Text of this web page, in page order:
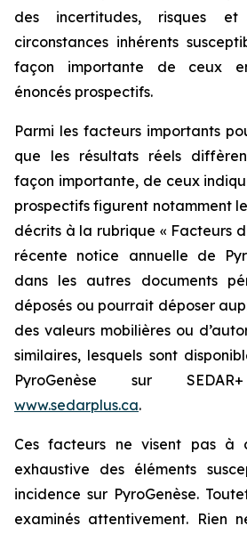
des incertitudes, risques et
circonstances inhérents
façon importante de ceux
énoncés prospectifs.
Parmi les facteurs importants
que les résultats réels
façon importante, de ceux
prospectifs figurent notamment
décrits à la rubrique « Facteurs
récente notice annuelle de
dans les autres documents
déposés ou pourrait déposer
des valeurs mobilières ou
similaires, lesquels sont
PyroGenèse sur
www.sedarplus.ca.
Ces facteurs ne visent pas à
exhaustive des éléments
incidence sur PyroGenèse.
examinés attentivement. Rien